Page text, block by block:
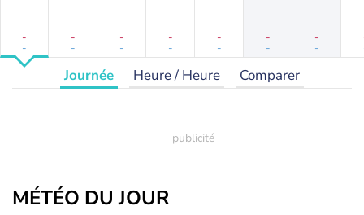
-
-
-
-
-
-
-
-
-
-
-
-
-
-
Journée Heure / Heure Comparer
MÉTÉO DU JOUR